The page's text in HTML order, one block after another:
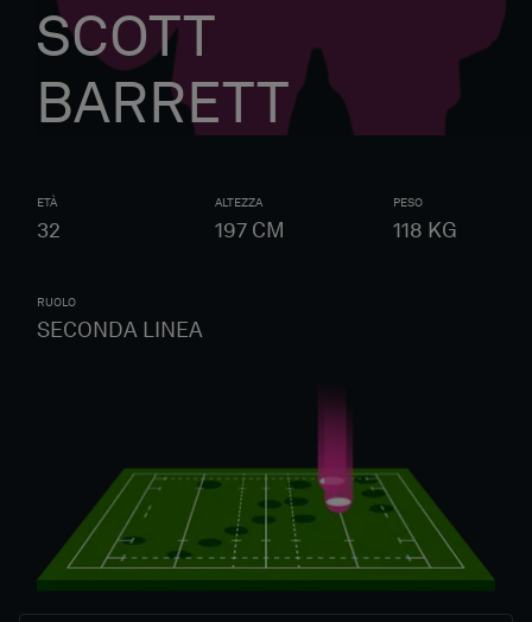
SCOTT
BARRETT
ETÀ
32
ALTEZZA
197 CM
PESO
118 KG
RUOLO
SECONDA LINEA